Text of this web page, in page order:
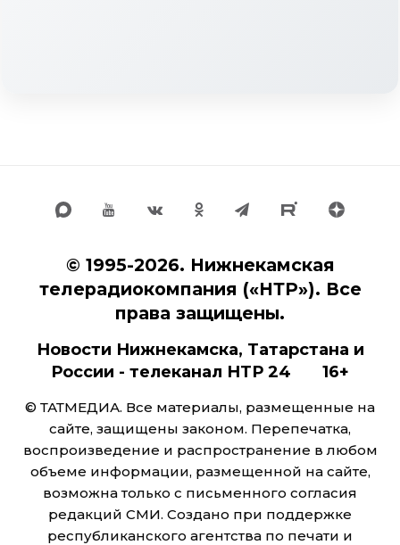
© 1995-2026. Нижнекамская
телерадиокомпания («НТР»). Все
права защищены.
Новости Нижнекамска, Татарстана и
России - телеканал НТР 24 16+
© ТАТМЕДИА. Все материалы, размещенные на
сайте, защищены законом. Перепечатка,
воспроизведение и распространение в любом
объеме информации, размещенной на сайте,
возможна только с письменного согласия
редакций СМИ. Создано при поддержке
республиканского агентства по печати и